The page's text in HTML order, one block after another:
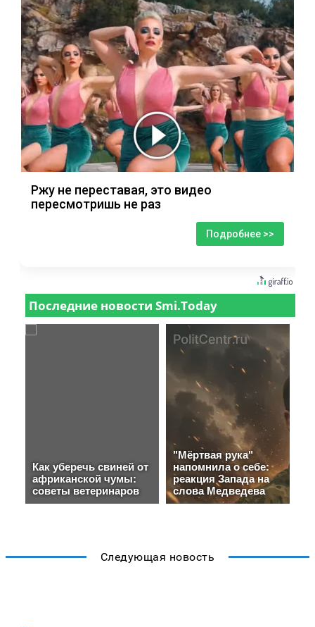
Ржу не переставая, это видео
пересмотришь не раз
Подробнее >>
Следующая новость